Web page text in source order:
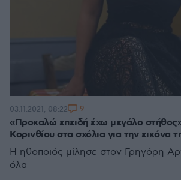
«Προκαλώ επειδή έχω μεγάλο
Κορινθίου στα σχόλια για την εικόνα
Η ηθοποιός μίλησε στον Γρηγόρη
όλα
03.11.2021, 08:22 9